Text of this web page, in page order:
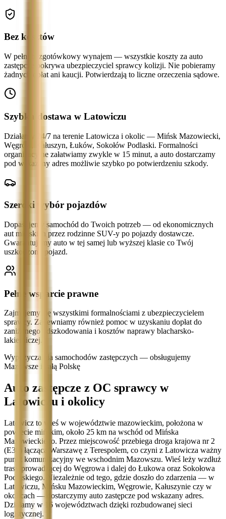
Bez kosztów
W pełni bezgotówkowy wynajem — wszystkie koszty za auto
zastępcze pokrywa ubezpieczyciel sprawcy kolizji. Nie pobieramy
żadnych opłat ani kaucji. Potwierdzają to liczne orzeczenia sądowe.
Szybka dostawa w Latowiczu
Działamy 24/7 na terenie Latowicza i okolic — Mińsk Mazowiecki,
Węgrów, Kałuszyn, Łuków, Sokołów Podlaski. Formalności
organizacyjne załatwiamy zwykle w 15 minut, a auto dostarczamy
pod wskazany adres możliwie szybko po potwierdzeniu szkody.
Szeroki wybór pojazdów
Dopasujemy samochód do Twoich potrzeb — od ekonomicznych
aut miejskich przez rodzinne SUV-y po pojazdy dostawcze.
Gwarantujemy auto w tej samej lub wyższej klasie co Twój
uszkodzony pojazd.
Pełne wsparcie prawne
Zajmujemy się wszystkimi formalnościami z ubezpieczycielem
sprawcy. Zapewniamy również pomoc w uzyskaniu dopłat do
zaniżonego odszkodowania i kosztów naprawy blacharsko-
lakierniczej.
Wypożyczalnia samochodów zastępczych — obsługujemy
Mazowsze i całą Polskę
Auto zastępcze z OC sprawcy w
Latowiczu i okolicy
Latowicz to wieś w województwie mazowieckim, położona w
powiecie mińskim, około 25 km na wschód od Mińska
Mazowieckiego. Przez miejscowość przebiega droga krajowa nr 2
(E30) łącząca Warszawę z Terespolem, co czyni z Latowicza ważny
punkt komunikacyjny we wschodnim Mazowszu. Wieś leży wzdłuż
trasy prowadzącej do Węgrowa i dalej do Łukowa oraz Sokołowa
Podlaskiego. Niezależnie od tego, gdzie doszło do zdarzenia — w
Latowiczu, Mińsku Mazowieckim, Węgrowie, Kałuszynie czy w
okolicach — dostarczymy auto zastępcze pod wskazany adres.
Działamy w 16 województwach dzięki rozbudowanej sieci
logistycznej.